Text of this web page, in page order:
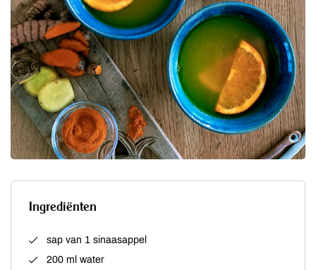
Ingrediënten
sap van 1 sinaasappel
200 ml water